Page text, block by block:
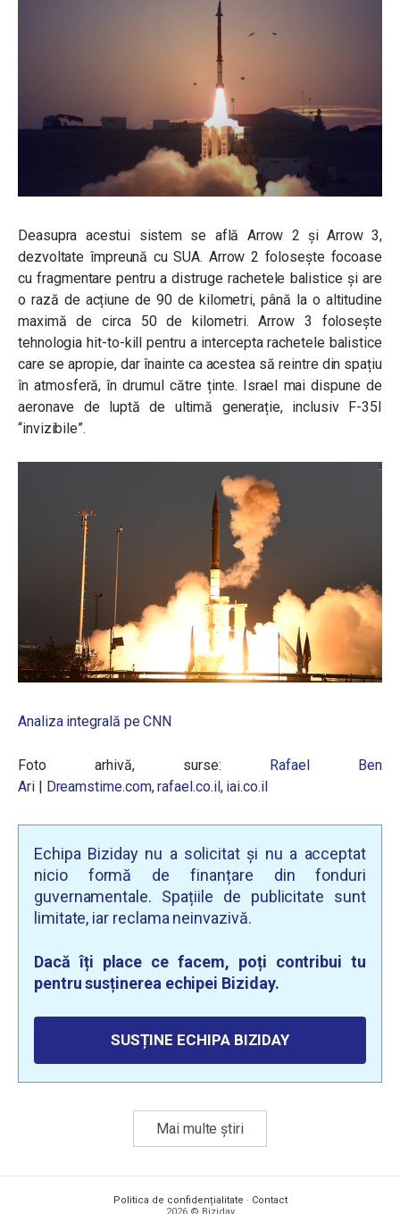
Deasupra acestui sistem se află Arrow 2 și Arrow 3,
dezvoltate împreună cu SUA. Arrow 2 folosește focoase
cu fragmentare pentru a distruge rachetele balistice și are
o rază de acțiune de 90 de kilometri, până la o altitudine
maximă de circa 50 de kilometri. Arrow 3 folosește
tehnologia hit-to-kill pentru a intercepta rachetele balistice
care se apropie, dar înainte ca acestea să reintre din spațiu
în atmosferă, în drumul către ținte. Israel mai dispune de
aeronave de luptă de ultimă generație, inclusiv F-35I
“invizibile”.
Analiza integrală pe CNN
Foto arhivă, surse:
Rafael Ben
Ari| Dreamstime.com,rafael.co.il , iai.co.il
Echipa Biziday nu a solicitat și nu a acceptat
nicio formă de finanțare din fonduri
guvernamentale. Spațiile de publicitate sunt
limitate, iar reclama neinvazivă.
Dacă îți place ce facem, poți contribui tu
pentru susținerea echipei Biziday.
SUSȚINE ECHIPA BIZIDAY
Mai multe știri
Politica de confidențialitate · Contact